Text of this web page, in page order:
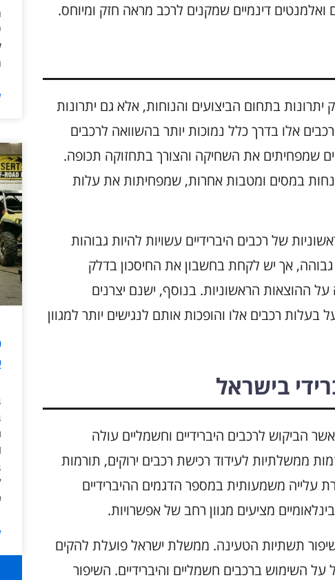
דינמיים שמקנים לרכב מראה חזק ומיוחס.
יתרונות בתחום הביצועים והנוחות, אלא גם יתרונות
אלו בדרך כלל נמוכות יותר בהשוואה לרכבים
שמפחיתים את השחיקה והצורך בתחזוקה תכופה.
במסים ומטבות אחרות, שמפחיתות את עלות
של רכבים היברידיים עשויות להיות גבוהות
אך יש לקחת בחשבון את החיסכון בדלק
ההוצאות הראשוניות. בנוסף, ישנם יצרנים
בעלות רכבים אלו והופכות אותם לנגישים יותר למגוון
בישראל
הביקוש לרכבים היברידיים וחשמליים עולה
ממשלתיות לעידוד רכישת רכבים ירוקים, תורמות
בתחום זה. בשנת 2025, ניכרת עלייה משמעותית במספר הדגמים ההיברידיים
מציעים מגוון רחב של אפשרויות.
תשתיות הטעינה. ממשלת ישראל פועלת להקים
השימוש ברכבים חשמליים והיברידיים. השיפור